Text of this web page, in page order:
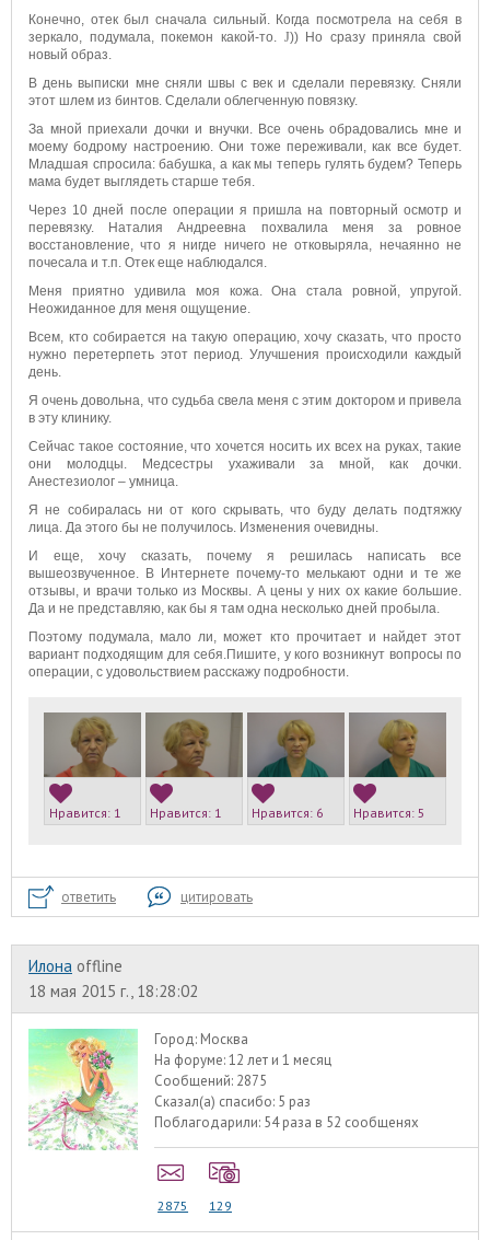
Конечно, отек был сначала сильный. Когда посмотрела на себя в
зеркало, подумала, покемон какой-то. J)) Но сразу приняла свой
новый образ.
В день выписки мне сняли швы с век и сделали перевязку. Сняли
этот шлем из бинтов. Сделали облегченную повязку.
За мной приехали дочки и внучки. Все очень обрадовались мне и
моему бодрому настроению. Они тоже переживали, как все будет.
Младшая спросила: бабушка, а как мы теперь гулять будем? Теперь
мама будет выглядеть старше тебя.
Через 10 дней после операции я пришла на повторный осмотр и
перевязку. Наталия Андреевна похвалила меня за ровное
восстановление, что я нигде ничего не отковыряла, нечаянно не
почесала и т.п. Отек еще наблюдался.
Меня приятно удивила моя кожа. Она стала ровной, упругой.
Неожиданное для меня ощущение.
Всем, кто собирается на такую операцию, хочу сказать, что просто
нужно перетерпеть этот период. Улучшения происходили каждый
день.
Я очень довольна, что судьба свела меня с этим доктором и привела
в эту клинику.
Сейчас такое состояние, что хочется носить их всех на руках, такие
они молодцы. Медсестры ухаживали за мной, как дочки.
Анестезиолог – умница.
Я не собиралась ни от кого скрывать, что буду делать подтяжку
лица. Да этого бы не получилось. Изменения очевидны.
И еще, хочу сказать, почему я решилась написать все
вышеозвученное. В Интернете почему-то мелькают одни и те же
отзывы, и врачи только из Москвы. А цены у них ох какие большие.
Да и не представляю, как бы я там одна несколько дней пробыла.
Поэтому подумала, мало ли, может кто прочитает и найдет этот
вариант подходящим для себя.Пишите, у кого возникнут вопросы по
операции, с удовольствием расскажу подробности.
Нравится: 1 Нравится: 1 Нравится: 6 Нравится: 5
ответить цитировать
Илона offline
18 мая 2015 г., 18:28:02
Город: Москва
На форуме:12 лет и 1 месяц
Сообщений: 2875
Сказал(а) спасибо: 5 раз
Поблагодарили: 54 раза в 52 сообщенях
2875 129